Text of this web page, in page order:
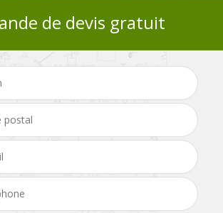
de devis gratuit